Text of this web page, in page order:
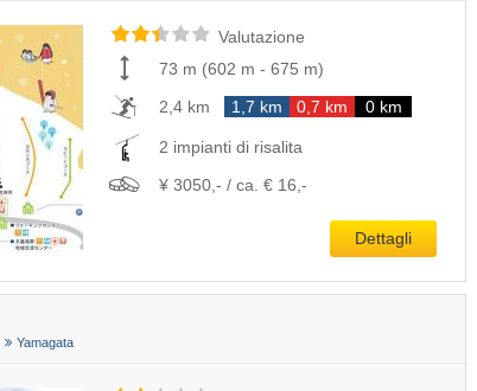
Valutazione
73 m (602 m - 675 m)
2,4 km
1,7 km 0,7 km 0 km
2 impianti di risalita
¥ 3050,- / ca. € 16,-
Dettagli
Yamagata